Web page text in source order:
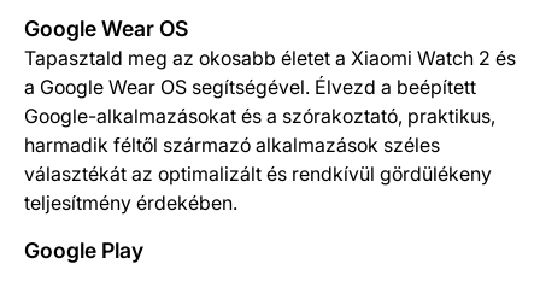
Google Wear OS
Tapasztald meg az okosabb életet a Xiaomi Watch 2 és
a Google Wear OS segítségével. Élvezd a beépített
Google-alkalmazásokat és a szórakoztató, praktikus,
harmadik féltől származó alkalmazások széles
választékát az optimalizált és rendkívül gördülékeny
teljesítmény érdekében.
Google Play